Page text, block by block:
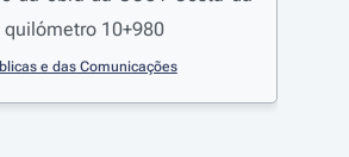
quilómetro 10+980
e das Comunicações